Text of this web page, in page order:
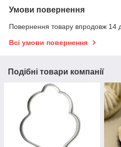
Умови повернення
Повернення товару впродовж 14
Всі умови повернення
Подібні товари компанії